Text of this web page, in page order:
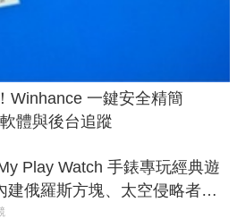
Winhance 一鍵安全精簡
體與後台追蹤
Play Watch 手錶專玩經典遊
建俄羅斯方塊、太空侵略者，
然不能連手機？